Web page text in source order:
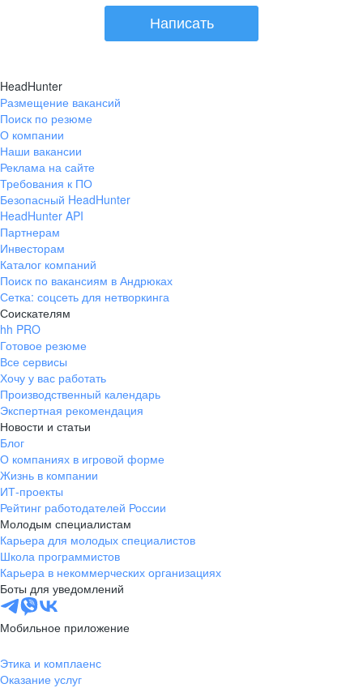
Написать
HeadHunter
Размещение вакансий
Поиск по резюме
О компании
Наши вакансии
Реклама на сайте
Требования к ПО
Безопасный HeadHunter
HeadHunter API
Партнерам
Инвесторам
Каталог компаний
Поиск по вакансиям в Андрюках
Сетка: соцсеть для нетворкинга
Соискателям
hh PRO
Готовое резюме
Все сервисы
Хочу у вас работать
Производственный календарь
Экспертная рекомендация
Новости и статьи
Блог
О компаниях в игровой форме
Жизнь в компании
ИТ-проекты
Рейтинг работодателей России
Молодым специалистам
Карьера для молодых специалистов
Школа программистов
Карьера в некоммерческих организациях
Боты для уведомлений
Мобильное приложение
Этика и комплаенс
Оказание услуг